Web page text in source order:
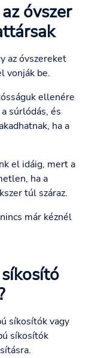
óvszer
az óvszereket
vonják be.
ellenére
súrlódás, és
ha a
el idáig, mert a
ha a
túl száraz.
már kéznél
síkosítók vagy
síkosítók